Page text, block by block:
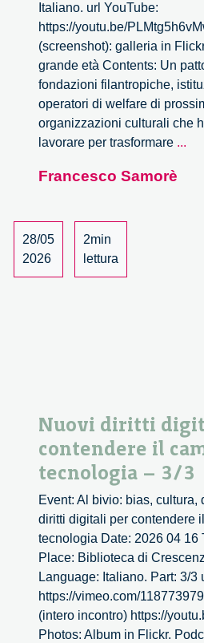
Italiano. url YouTube:
https://youtu.be/
(screenshot): galleria in
grande età Contents: Un
fondazioni filantropiche,
operatori di welfare di
organizzazioni culturali che
lavorare per trasformare ...
Francesco Samorè
28/05
2026
2min
lettura
Nuovi diritti
contendere il
tecnologia – 3/3
Event: Al bivio: bias, cultura,
diritti digitali per contendere
tecnologia Date: 2026 04 16
Place: Biblioteca di
Language: Italiano. Part: 3/3
https://vimeo.com/
(intero incontro) https://
Photos: Album in Flickr.